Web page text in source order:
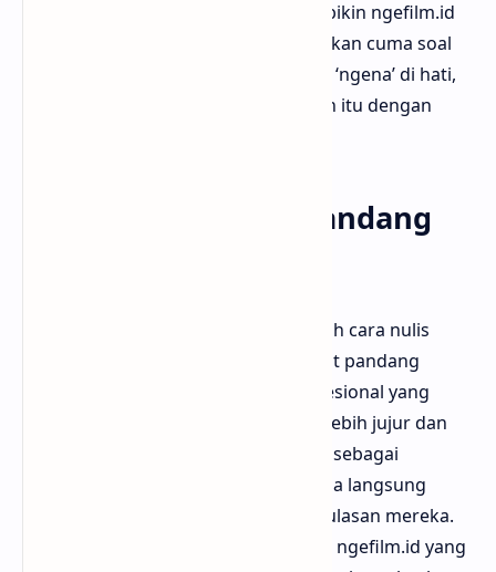
Bloggermuda ngerasa ini fitur yang bikin ngefilm.id
beda karena nonton itu soal rasa, bukan cuma soal
genre. Kadang kita pengen film yang ‘ngena’ di hati,
dan situs ini bisa bantu kamu nemuin itu dengan
Tulisan dari Sudut Pandang
Yang juga keren dari ngefilm.id adalah cara nulis
review yang berasa banget dari sudut pandang
penonton biasa, bukan kritikus profesional yang
kadang terlalu teknis. Jadi kesannya lebih jujur dan
apa adanya. Bloggermuda ngeliat ini sebagai
kekuatan utama karena pembaca bisa langsung
merasa "gue banget nih!" saat baca ulasan mereka.
Gak heran kalau banyak pengunjung ngefilm.id yang